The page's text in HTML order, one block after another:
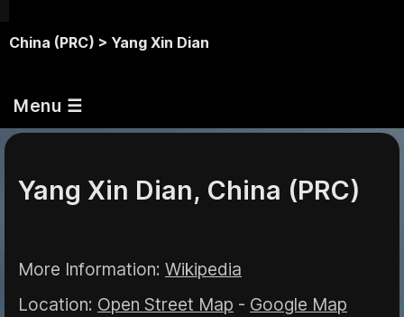
China (PRC) > Yang Xin Dian
Menu ☰
Yang Xin Dian, China (PRC)
More Information: Wikipedia
Location: Open Street Map - Google Map